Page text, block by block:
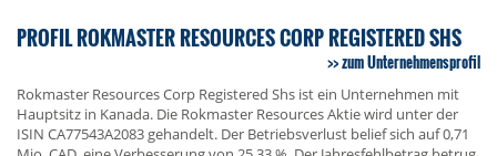
PROFIL ROKMASTER RESOURCES CORP REGISTERED SHS
zum Unternehmensprofil
Rokmaster Resources Corp Registered Shs ist ein Unternehmen mit
Hauptsitz in Kanada. Die Rokmaster Resources Aktie wird unter der
ISIN CA77543A2083 gehandelt. Der Betriebsverlust belief sich auf 0,71